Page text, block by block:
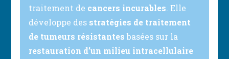
traitement de cancers incurables. Elle
développe des stratégies de traitement
de tumeurs résistantesbasées sur la
restauration d’un milieu intracellulaire